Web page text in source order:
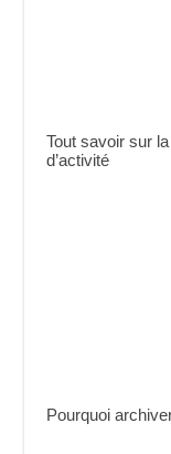
Tout savoir sur
d’activité
Pourquoi